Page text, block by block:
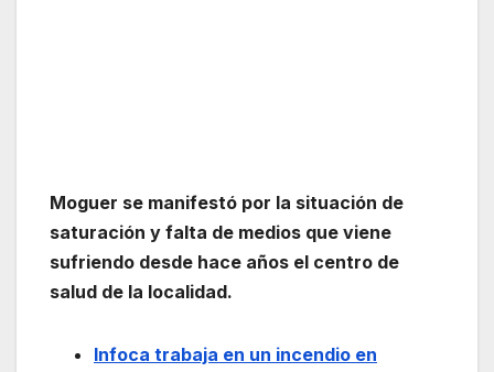
Moguer se manifestó por la situación de
saturación y falta de medios que viene
sufriendo desde hace años el centro de
salud de la localidad.
Infoca trabaja en un incendio en